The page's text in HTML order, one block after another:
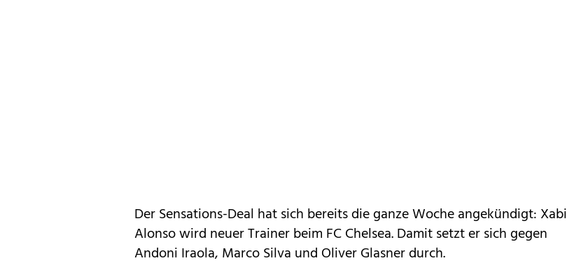
Der Sensations-Deal hat sich bereits die ganze Woche angekündigt: Xabi
Alonso wird neuer Trainer beim FC Chelsea. Damit setzt er sich gegen
Andoni Iraola, Marco Silva und Oliver Glasner durch.